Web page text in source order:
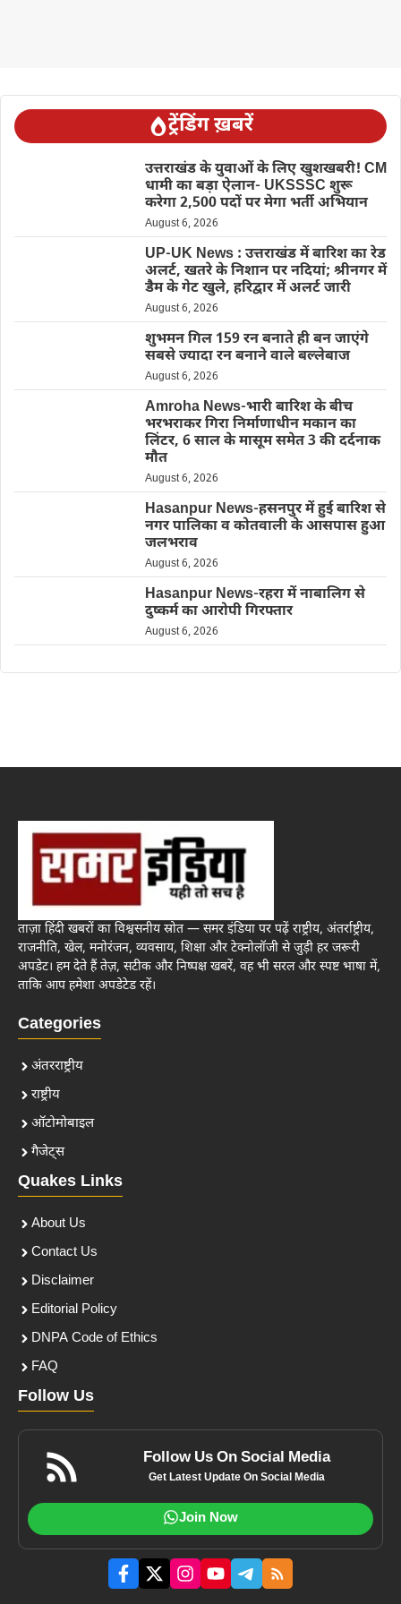
ट्रेंडिंग ख़बरें
उत्तराखंड के युवाओं के लिए खुशखबरी! CM
धामी का बड़ा ऐलान- UKSSSC शुरू
करेगा 2,500 पदों पर मेगा भर्ती अभियान
August 6, 2026
UP-UK News : उत्तराखंड में बारिश का रेड
अलर्ट, खतरे के निशान पर नदियां; श्रीनगर में
डैम के गेट खुले, हरिद्वार में अलर्ट जारी
August 6, 2026
शुभमन गिल 159 रन बनाते ही बन जाएंगे
सबसे ज्यादा रन बनाने वाले बल्लेबाज
August 6, 2026
Amroha News-भारी बारिश के बीच
भरभराकर गिरा निर्माणाधीन मकान का
लिंटर, 6 साल के मासूम समेत 3 की दर्दनाक
मौत
August 6, 2026
Hasanpur News-हसनपुर में हुई बारिश से
नगर पालिका व कोतवाली के आसपास हुआ
जलभराव
August 6, 2026
Hasanpur News-रहरा में नाबालिग से
दुष्कर्म का आरोपी गिरफ्तार
August 6, 2026
ताज़ा हिंदी खबरों का विश्वसनीय स्रोत — समर इंडिया पर पढ़ें राष्ट्रीय, अंतर्राष्ट्रीय,
राजनीति, खेल, मनोरंजन, व्यवसाय, शिक्षा और टेक्नोलॉजी से जुड़ी हर जरूरी
अपडेट। हम देते हैं तेज़, सटीक और निष्पक्ष खबरें, वह भी सरल और स्पष्ट भाषा में,
ताकि आप हमेशा अपडेटेड रहें।
Categories
अंतरराष्ट्रीय
राष्ट्रीय
ऑटोमोबाइल
गैजेट्स
Quakes Links
About Us
Contact Us
Disclaimer
Editorial Policy
DNPA Code of Ethics
FAQ
Follow Us
Follow Us On Social Media
Get Latest Update On Social Media
Join Now